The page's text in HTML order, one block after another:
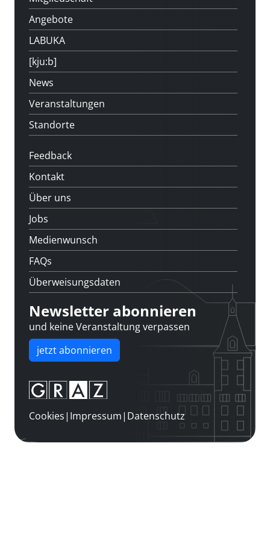
Angebote
LABUKA
[kju:b]
News
Veranstaltungen
Standorte
Feedback
Kontakt
Über uns
Jobs
Medienwunsch
FAQs
Überweisungsdaten
Newsletter abonnieren
und keine Veranstaltung verpassen
jetzt abonnieren
Cookies| Impressum| Datenschutz